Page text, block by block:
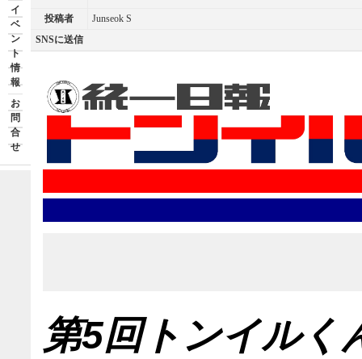
イ
ベ
ン
ト
情
報
お
問
合
せ
投稿者
Junseok S
SNSに送信
第5回トンイルく